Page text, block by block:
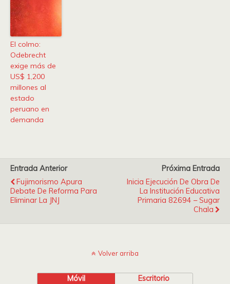
El colmo:
Odebrecht
exige más de
US$ 1,200
millones al
estado
peruano en
demanda
Entrada Anterior
Fujimorismo Apura
Debate De Reforma Para
Eliminar La JNJ
Próxima Entrada
Inicia Ejecución De Obra De
La Institución Educativa
Primaria 82694 – Sugar
Chala
Volver arriba
Móvil Escritorio